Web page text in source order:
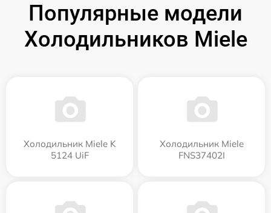
Популярные модели
Холодильников Miele
Холодильник Miele K
5124 UiF
Холодильник Miele
FNS37402I